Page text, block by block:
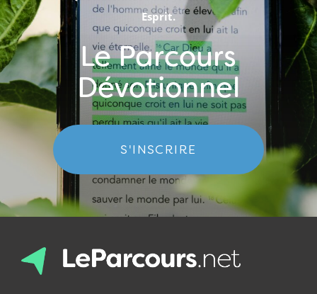
Esprit.
Le Parcours
Dévotionnel
S'INSCRIRE